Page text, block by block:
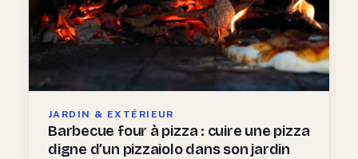
JARDIN & EXTÉRIEUR
Barbecue four à pizza : cuire une pizza
digne d’un pizzaiolo dans son jardin